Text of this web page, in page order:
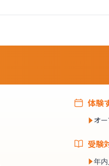
体験
オ
受験
年